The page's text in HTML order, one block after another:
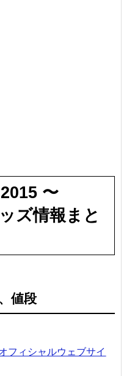
〜
ズ情報まと
値段
フィシャルウェブサイ